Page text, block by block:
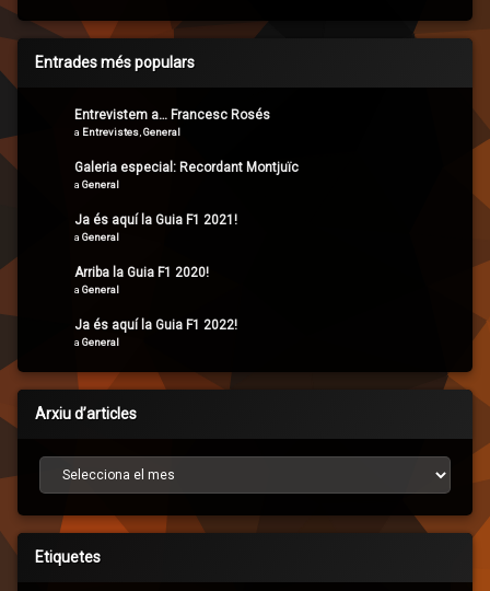
Entrades més populars
Entrevistem a… Francesc Rosés
a Entrevistes,General
Galeria especial: Recordant Montjuïc
a General
Ja és aquí la Guia F1 2021!
a General
Arriba la Guia F1 2020!
a General
Ja és aquí la Guia F1 2022!
a General
Arxiu d’articles
Arxiu d’articles
Etiquetes